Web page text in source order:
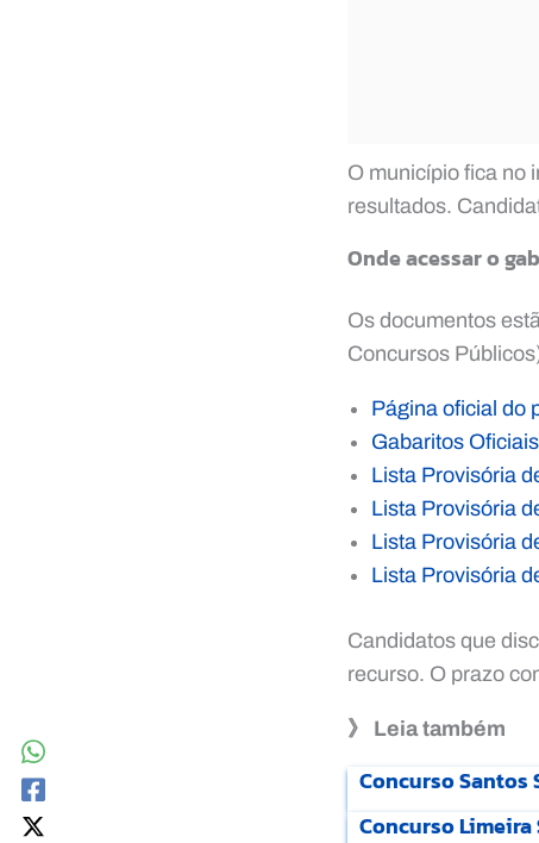
O município fica no
resultados.
Onde acessar o
Os documentos
Concursos
Página oficial do
Gabaritos
Lista Provisória
Lista Provisória
Lista Provisória
Lista Provisória
Candidatos que
recurso. O prazo
》 Leia também
Concurso Santos
Concurso Limeira